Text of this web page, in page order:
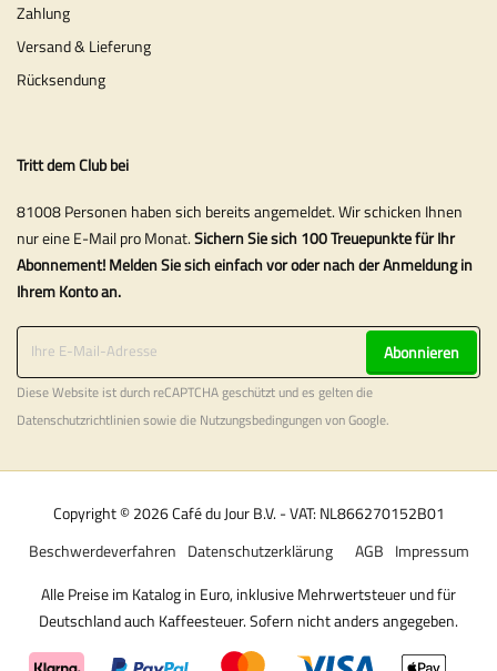
Zahlung
Versand & Lieferung
Rücksendung
Tritt dem Club bei
81008 Personen haben sich bereits angemeldet. Wir schicken Ihnen
nur eine E-Mail pro Monat.Sichern Sie sich 100 Treuepunkte für Ihr
Abonnement! Melden Sie sich einfach vor oder nach der Anmeldung in
Ihrem Konto an.
Abonnieren
Diese Website ist durch reCAPTCHA geschützt und es gelten die
Datenschutzrichtliniensowie die Nutzungsbedingungenvon Google.
Copyright © 2026 Café du Jour B.V. - VAT: NL866270152B01
Impressum
AGB
Datenschutzerklärung
Beschwerdeverfahren
Alle Preise im Katalog in Euro, inklusive Mehrwertsteuer und für
Deutschland auch Kaffeesteuer. Sofern nicht anders angegeben.